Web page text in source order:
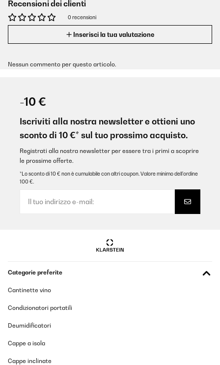
Recensioni dei clienti
0 recensioni
Inserisci la tua valutazione
Nessun commento per questo articolo.
-10 €
Iscriviti alla nostra newsletter e ottieni uno
sconto di 10 €* sul tuo prossimo acquisto.
Registrati alla nostra newsletter per essere tra i primi a scoprire
le prossime offerte.
*Lo sconto di 10 € non è cumulabile con altri coupon. Valore minimo dell’ordine
100 €.
Categorie preferite
Cantinette vino
Condizionatori portatili
Deumidificatori
Cappe a isola
Cappe inclinate